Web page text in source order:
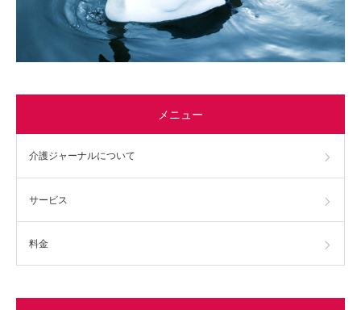
メニュー
介護ジャーナルについて
サービス
料金